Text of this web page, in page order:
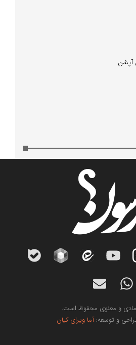
آپشن
مادی و معنوی محفوظ است.
آما ویرای کیان